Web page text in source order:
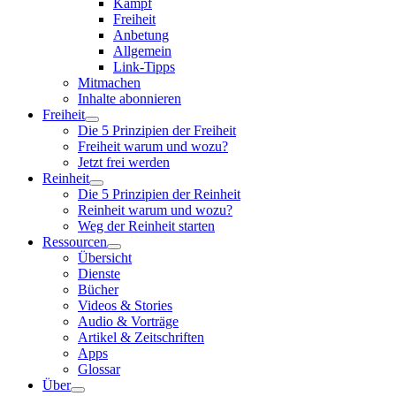
Kampf
Freiheit
Anbetung
Allgemein
Link-Tipps
Mitmachen
Inhalte abonnieren
Freiheit
Die 5 Prinzipien der Freiheit
Freiheit warum und wozu?
Jetzt frei werden
Reinheit
Die 5 Prinzipien der Reinheit
Reinheit warum und wozu?
Weg der Reinheit starten
Ressourcen
Übersicht
Dienste
Bücher
Videos & Stories
Audio & Vorträge
Artikel & Zeitschriften
Apps
Glossar
Über